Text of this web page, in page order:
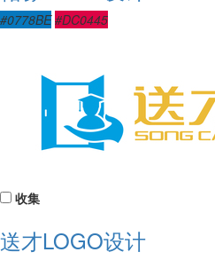
#0778BE #DC0445
收集
送才LOGO设计